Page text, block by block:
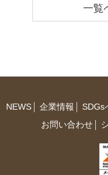
一覧
NEWS 企業情報 SDGs
お問い合わせ